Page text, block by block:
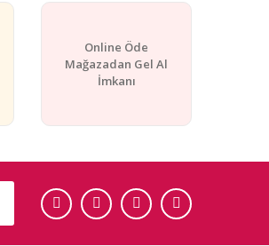
Online Öde
Mağazadan Gel Al
İmkanı